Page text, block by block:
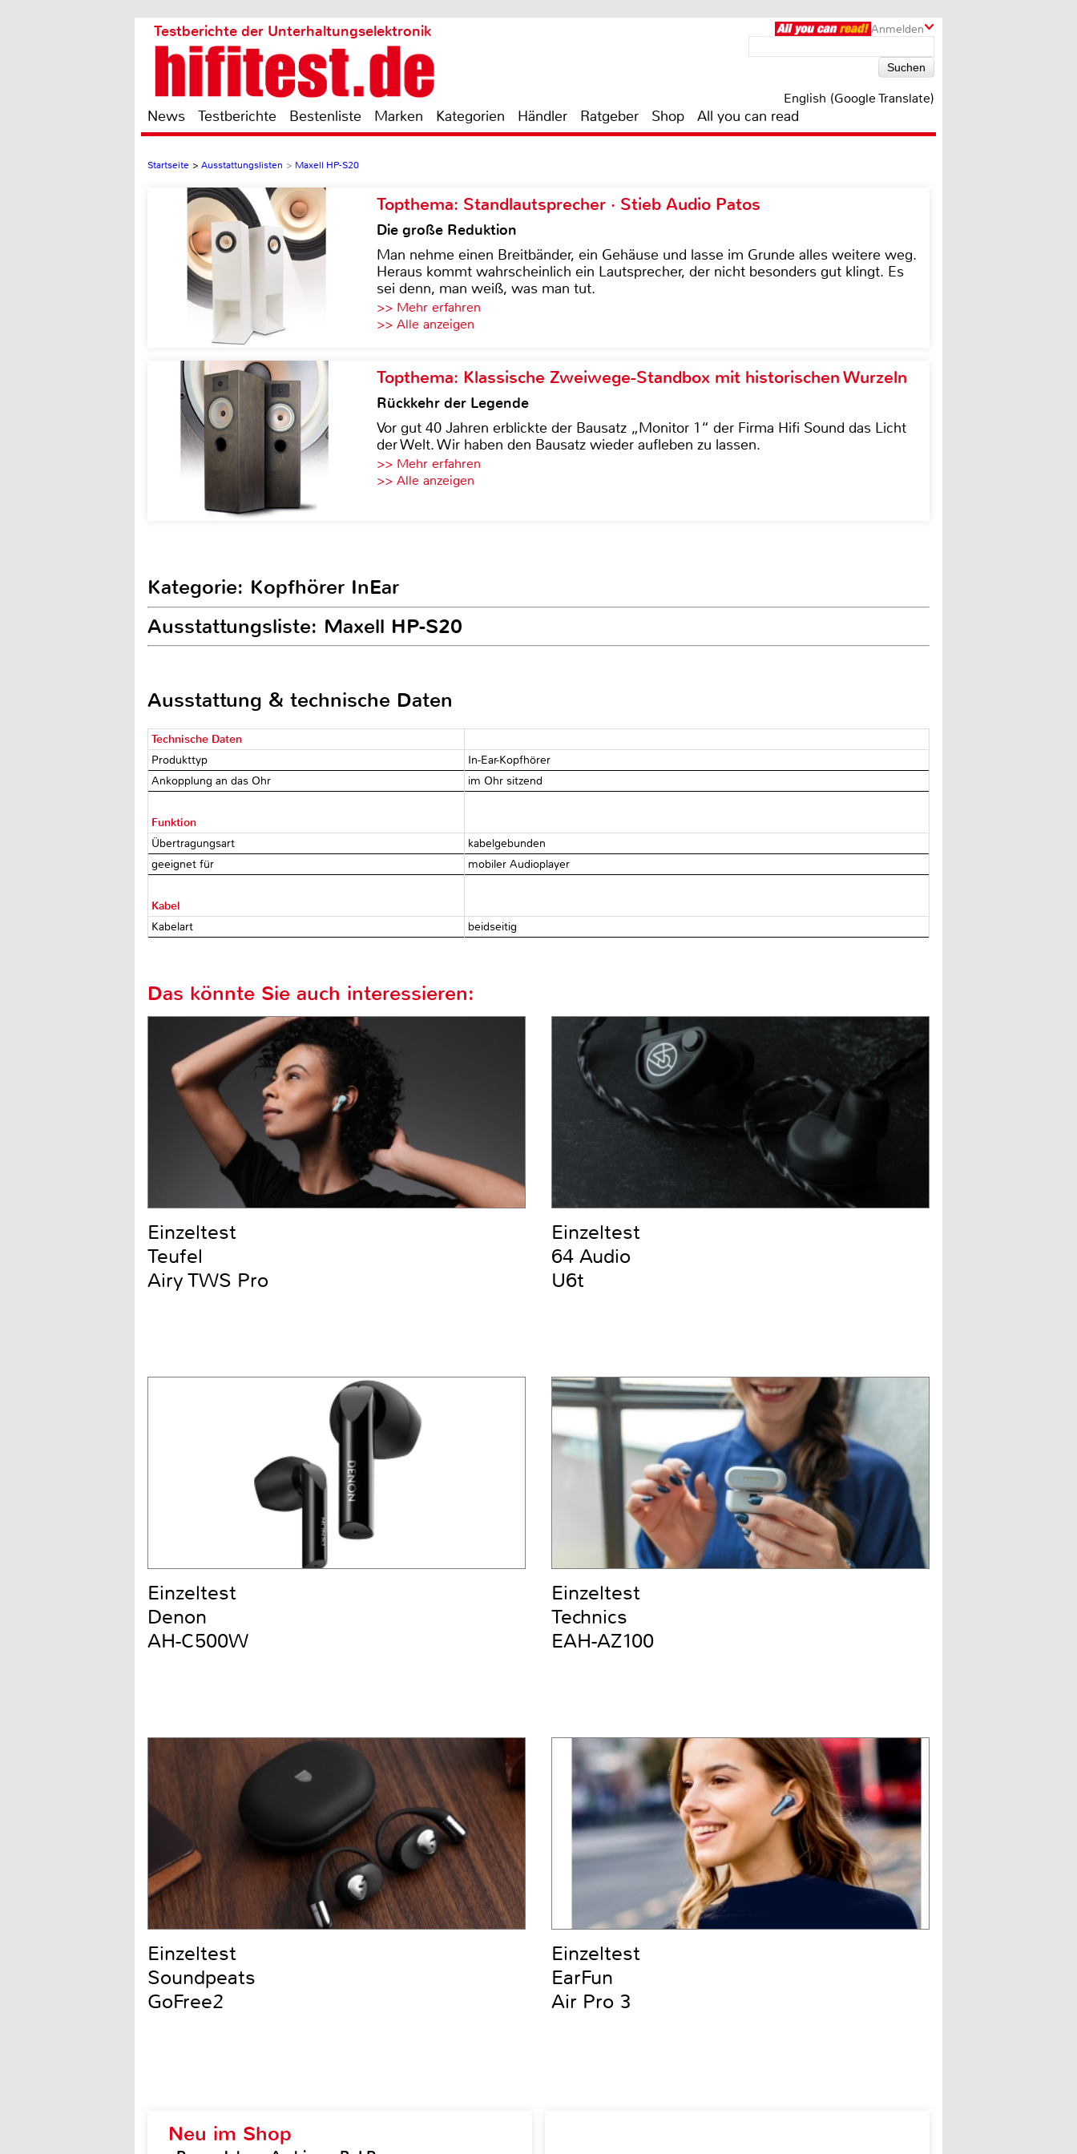
Anmelden
Testberichte der Unterhaltungselektronik
English (Google Translate)
News Testberichte Bestenliste Marken Kategorien Händler Ratgeber Shop All you can read
Startseite > Ausstattungslisten > Maxell HP-S20
Topthema: Standlautsprecher · Stieb Audio Patos
Die große Reduktion
Man nehme einen Breitbänder, ein Gehäuse und lasse im Grunde alles weitere weg.
Heraus kommt wahrscheinlich ein Lautsprecher, der nicht besonders gut klingt. Es
sei denn, man weiß, was man tut.
>> Mehr erfahren
>> Alle anzeigen
Topthema: Klassische Zweiwege-Standbox mit historischen Wurzeln
Rückkehr der Legende
Vor gut 40 Jahren erblickte der Bausatz „Monitor 1“ der Firma Hifi Sound das Licht
der Welt. Wir haben den Bausatz wieder aufleben zu lassen.
>> Mehr erfahren
>> Alle anzeigen
Kategorie: Kopfhörer InEar
Ausstattungsliste: Maxell HP-S20
Ausstattung & technische Daten
Technische Daten
Produkttyp
In-Ear-Kopfhörer
Ankopplung an das Ohr
im Ohr sitzend
Funktion
Übertragungsart
kabelgebunden
geeignet für
mobiler Audioplayer
Kabel
Kabelart
beidseitig
Neu im Shop
Das könnte Sie auch interessieren:
Einzeltest
Teufel
Airy TWS Pro
Einzeltest
64 Audio
U6t
Einzeltest
Denon
AH-C500W
Einzeltest
Technics
EAH-AZ100
Einzeltest
Soundpeats
GoFree2
Einzeltest
EarFun
Air Pro 3